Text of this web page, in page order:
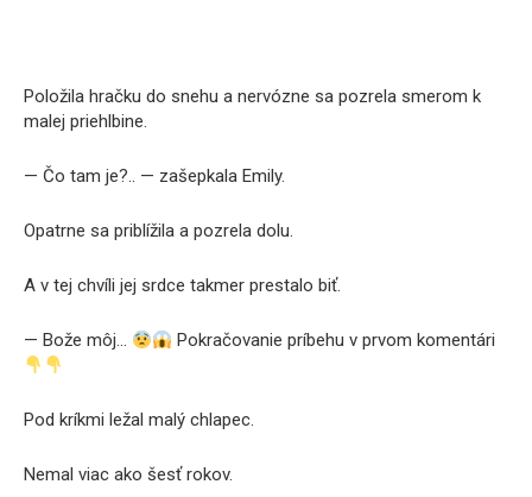
Položila hračku do snehu a nervózne sa pozrela smerom k
malej priehlbine.
— Čo tam je?.. — zašepkala Emily.
Opatrne sa priblížila a pozrela dolu.
A v tej chvíli jej srdce takmer prestalo biť.
— Bože môj… Pokračovanie príbehu v prvom komentári
Pod kríkmi ležal malý chlapec.
Nemal viac ako šesť rokov.